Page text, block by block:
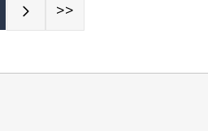
>>